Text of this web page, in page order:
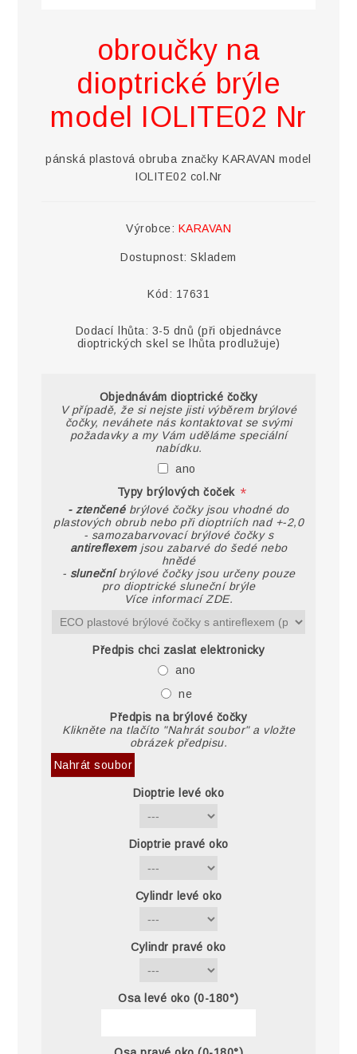
obroučky na
dioptrické brýle
model IOLITE02 Nr
pánská plastová obruba značky KARAVAN model
IOLITE02 col.Nr
Výrobce: KARAVAN
Dostupnost: Skladem
Kód: 17631
Dodací lhůta: 3-5 dnů (při objednávce
dioptrických skel se lhůta prodlužuje)
Objednávám dioptrické čočky
V případě, že si nejste jisti výběrem brýlové
čočky, neváhete nás kontaktovat se svými
požadavky a my Vám uděláme speciální
nabídku.
ano
Typy brýlových čoček *
- ztenčené brýlové čočky jsou vhodné do
plastových obrub nebo při dioptriích nad +-2,0
- samozabarvovací brýlové čočky s
antireflexemjsou zabarvé do šedé nebo
hnědé
- slunečníbrýlové čočky jsou určeny pouze
pro dioptrické sluneční brýle
Více informací ZDE.
Předpis chci zaslat elektronicky
ano
ne
Předpis na brýlové čočky
Klikněte na tlačíto "Nahrát soubor" a vložte
obrázek předpisu.
Nahrát soubor
Dioptrie levé oko
Dioptrie pravé oko
Cylindr levé oko
Cylindr pravé oko
Osa levé oko (0-180°)